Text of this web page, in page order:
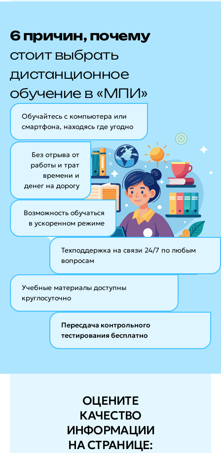
6 причин, почему
стоит выбрать
дистанционное
обучение в «МПИ»
Обучайтесь с компьютера или
смартфона, находясь где угодно
Возможность обучаться
в ускоренном режиме
Без отрыва от
работы и трат
времени и
денег на дорогу
Техподдержка на связи 24/7 по любым
вопросам
Учебные материалы доступны
круглосуточно
Пересдача контрольного
тестирования бесплатно
ОЦЕНИТЕ
КАЧЕСТВО
ИНФОРМАЦИИ
НА СТРАНИЦЕ: